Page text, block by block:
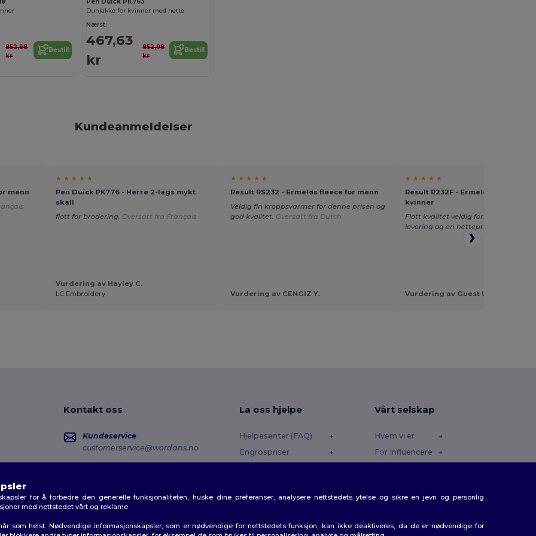
852,98
kr
Bestill
Dunjakke for kvinner med hette
Nærst:
467,63
kr
852,98
kr
Bestill
Kundeanmeldelser
menn
★ ★ ★ ★ ★
Pen Duick PK776 - Herre 2-lags mykt
skall
flott for brodering. Oversatt fra Français
Vurdering av Hayley C.
LC Embroidery
★ ★ ★ ★ ★
Result RS232 - Ermeløs fleece for menn
Veldig fin kroppsvarmer for denne prisen og
god kvalitet. Oversatt fra Dutch
Vurdering av CENGIZ Y.
★ ★ ★ ★ ★
Result R232F - Ermeløs fleecevest
kvinner
Flott kvalitet veldig fornøyd med det
levering og en hettepris
Vurdering av Guest U.
Kontakt oss
Kundeservice
customerservice@wordans.no
Ordresporing
La oss hjelpe
Hjelpesenter (FAQ)
Engrospriser
Fraktmetoder
Vårt selskap
Hvem vi er
For Influencere
for å forbedre den generelle funksjonaliteten, huske dine preferanser, analysere nettstedets ytelse og sikre en jevn og personlig
med nettstedet vårt og reklame.
som helst. Nødvendige informasjonskapsler, som er nødvendige for nettstedets funksjon, kan ikke deaktiveres, da de er nødvendige for